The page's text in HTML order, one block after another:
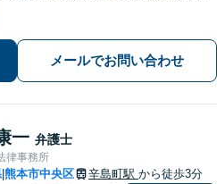
専門性の高い弁護士が寄り添い解決を
サポートします。
メールでお問い合わせ
一 弁護士
律事務所
|熊本市中央区 辛島町駅 から徒歩3分